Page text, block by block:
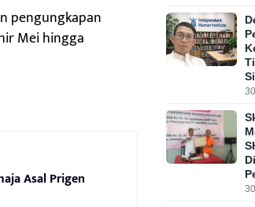
pengungkapan
Mei hingga
Asal Prigen